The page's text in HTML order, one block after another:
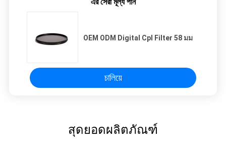
OEM ODM Digital Cpl Filter 58 มม
চালিয়ে
สุดยอดผลิตภัณฑ์